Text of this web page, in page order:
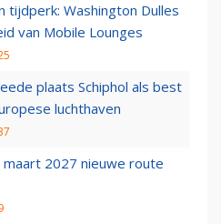
tijdperk: Washington Dulles
van Mobile Lounges
plaats Schiphol als best
luchthaven
maart 2027 nieuwe route